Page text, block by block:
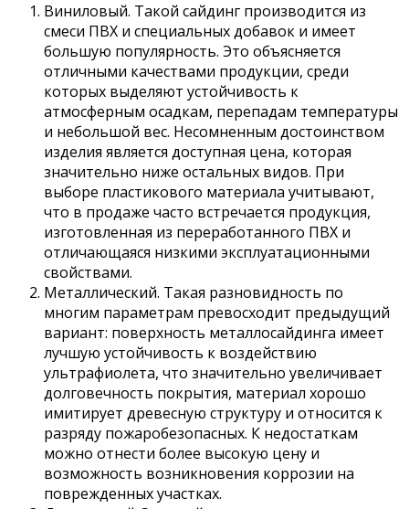
Виниловый. Такой сайдинг производится из
смеси ПВХ и специальных добавок и имеет
большую популярность. Это объясняется
отличными качествами продукции, среди
которых выделяют устойчивость к
атмосферным осадкам, перепадам температуры
и небольшой вес. Несомненным достоинством
изделия является доступная цена, которая
значительно ниже остальных видов. При
выборе пластикового материала учитывают,
что в продаже часто встречается продукция,
изготовленная из переработанного ПВХ и
отличающаяся низкими эксплуатационными
свойствами.
Металлический. Такая разновидность по
многим параметрам превосходит предыдущий
вариант: поверхность металлосайдинга имеет
лучшую устойчивость к воздействию
ультрафиолета, что значительно увеличивает
долговечность покрытия, материал хорошо
имитирует древесную структуру и относится к
разряду пожаробезопасных. К недостаткам
можно отнести более высокую цену и
возможность возникновения коррозии на
поврежденных участках.